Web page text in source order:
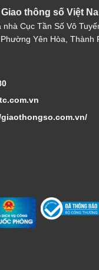
thông số Việt
nhà Cục Tần Số Vô
Yên Hòa, Thành